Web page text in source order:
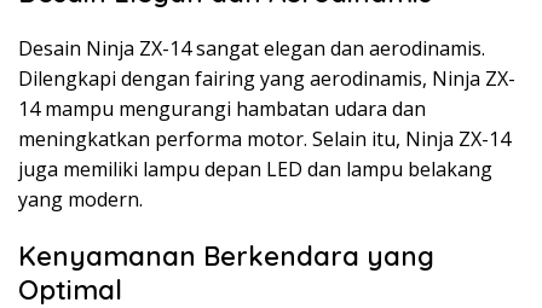
Desain Ninja ZX-14 sangat elegan dan aerodinamis.
Dilengkapi dengan fairing yang aerodinamis, Ninja ZX-
14 mampu mengurangi hambatan udara dan
meningkatkan performa motor. Selain itu, Ninja ZX-14
juga memiliki lampu depan LED dan lampu belakang
yang modern.
Kenyamanan Berkendara yang
Optimal